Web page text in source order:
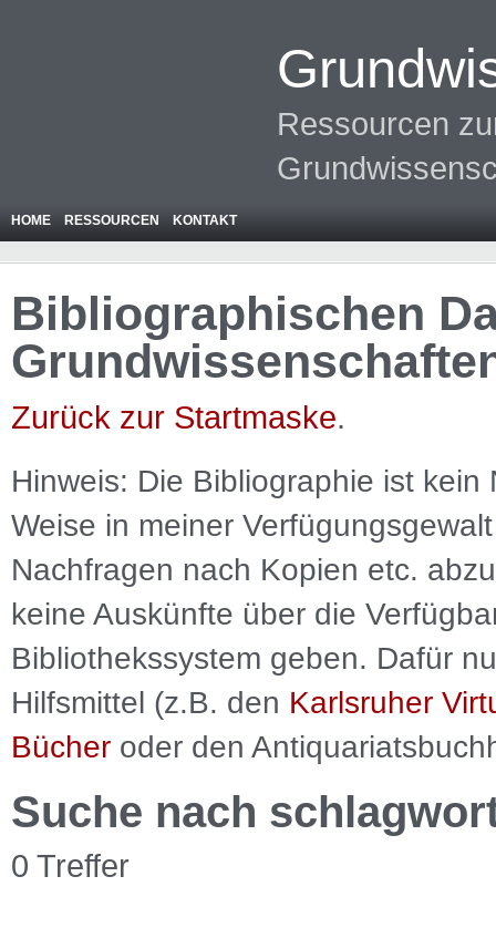
Ressourcen
HOME RESSOURCEN KONTAKT
Bibliographischen
Zurück zur Startmaske.
Hinweis: Die Bibliographie ist kein
Weise in meiner
Nachfragen nach Kopien etc.
keine Auskünfte über die
Bibliothekssystem geben. Dafür
Hilfsmittel (z.B. den Karlsruher
Bücher oder den
Suche nach
0 Treffer